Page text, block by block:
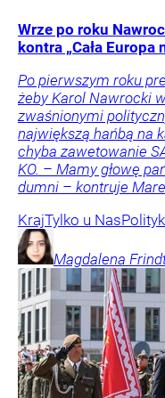
Wrze po roku
kontra „Cała
Po pierwszym roku
żeby Karol Nawrocki
zwaśnionymi
największą hańbą na
chyba zawetowanie
KO. – Mamy głowę
dumni – kontruje
KrajTylko u Nas
Magdalena